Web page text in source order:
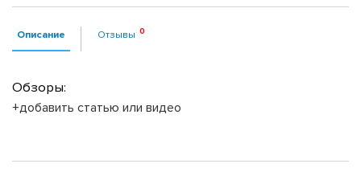
Описание Отзывы
Обзоры:
+добавить статью или видео